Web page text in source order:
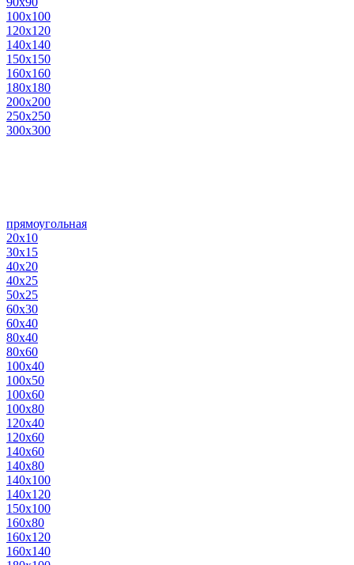
100х100
120х120
140х140
150х150
160х160
180х180
200х200
250х250
300х300
прямоугольная
20х10
30х15
40х20
40х25
50х25
60х30
60х40
80х40
80х60
100х40
100х50
100х60
100х80
120х40
120х60
140х60
140х80
140х100
140х120
150х100
160х80
160х120
160х140